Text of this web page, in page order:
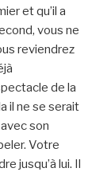
et qu’il a
vous ne
reviendrez
de la
il ne se serait
son
Votre
jusqu’à lui. Il